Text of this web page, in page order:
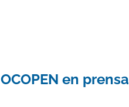
OCOPEN en